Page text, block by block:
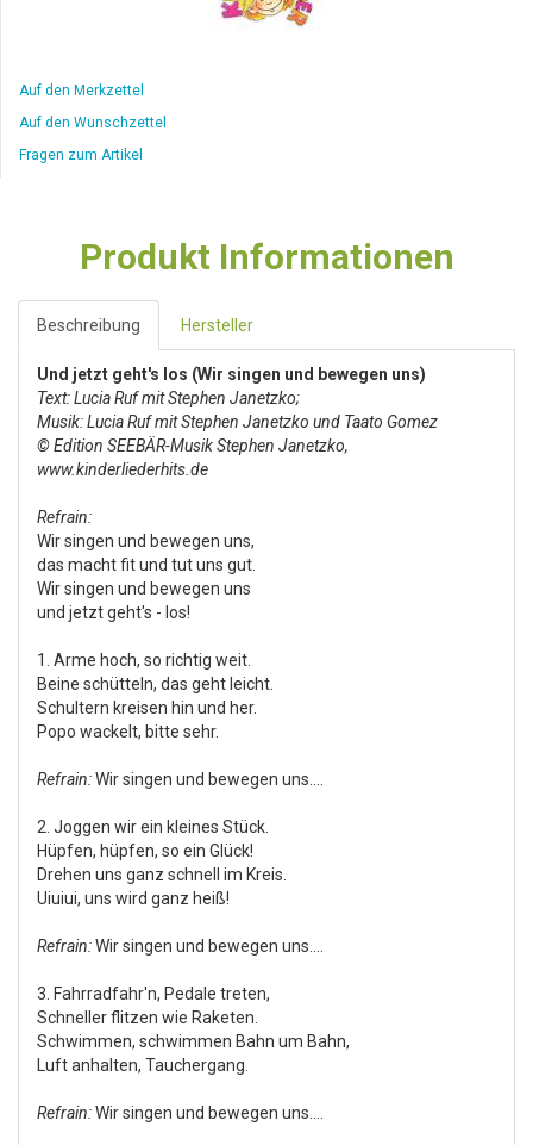
Auf den Merkzettel
Auf den Wunschzettel
Fragen zum Artikel
Produkt Informationen
Beschreibung Hersteller
Und jetzt geht's los (Wir singen und bewegen uns)
Text: Lucia Ruf mit Stephen Janetzko;
Musik: Lucia Ruf mit Stephen Janetzko und Taato Gomez
© Edition SEEBÄR-Musik Stephen Janetzko,
www.kinderliederhits.de
Refrain:
Wir singen und bewegen uns,
das macht fit und tut uns gut.
Wir singen und bewegen uns
und jetzt geht's - los!
1. Arme hoch, so richtig weit.
Beine schütteln, das geht leicht.
Schultern kreisen hin und her.
Popo wackelt, bitte sehr.
Refrain:Wir singen und bewegen uns….
2. Joggen wir ein kleines Stück.
Hüpfen, hüpfen, so ein Glück!
Drehen uns ganz schnell im Kreis.
Uiuiui, uns wird ganz heiß!
Refrain:Wir singen und bewegen uns….
3. Fahrradfahr'n, Pedale treten,
Schneller flitzen wie Raketen.
Schwimmen, schwimmen Bahn um Bahn,
Luft anhalten, Tauchergang.
Refrain:Wir singen und bewegen uns….